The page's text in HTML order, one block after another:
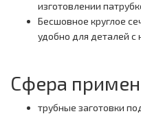
изготовлении
Бесшовное круглое
удобно для деталей с
Сфера
трубные заготовки